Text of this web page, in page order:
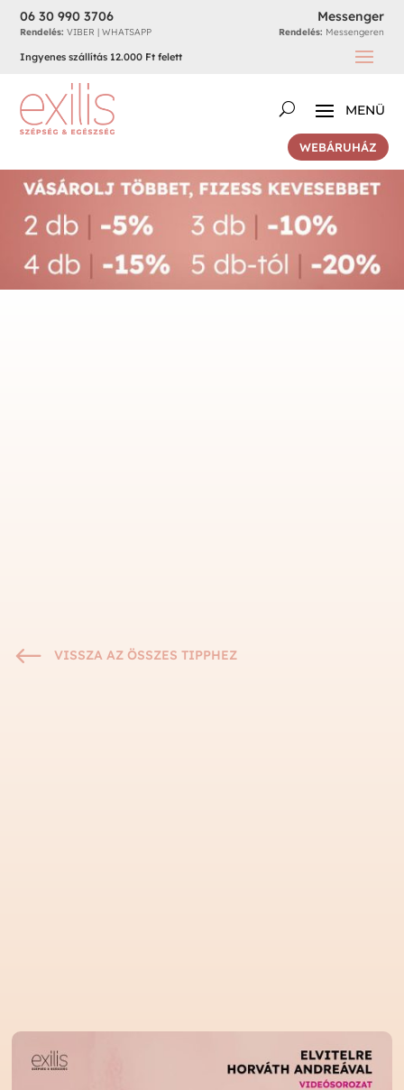
06 30 990 3706
Rendelés: VIBER | WHATSAPP
Messenger
Rendelés: Messengeren
Ingyenes szállítás 12.000 Ft felett
WEBÁRUHÁZ
# VISSZA AZ ÖSSZES TIPPHEZ